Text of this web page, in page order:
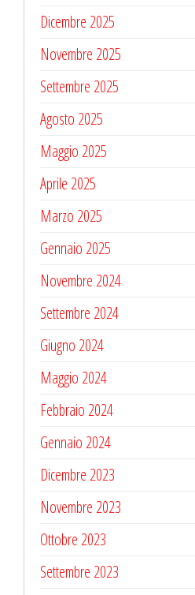
Dicembre 2025
Novembre 2025
Settembre 2025
Agosto 2025
Maggio 2025
Aprile 2025
Marzo 2025
Gennaio 2025
Novembre 2024
Settembre 2024
Giugno 2024
Maggio 2024
Febbraio 2024
Gennaio 2024
Dicembre 2023
Novembre 2023
Ottobre 2023
Settembre 2023